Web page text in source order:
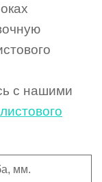
с нашими
мм.